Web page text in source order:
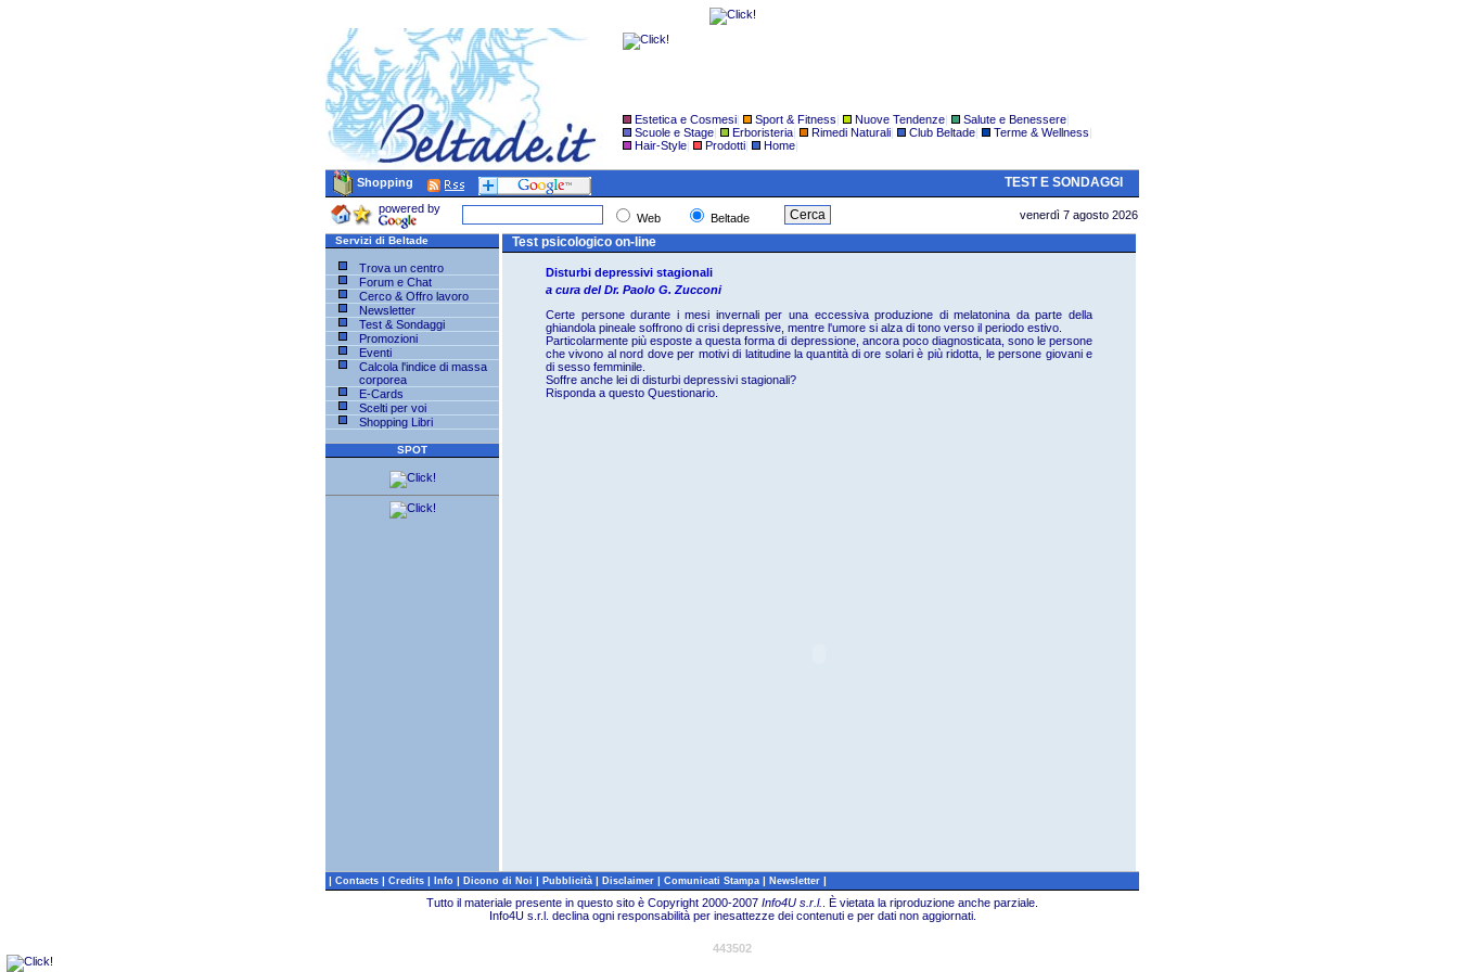
Estetica e Cosmesi| Sport & Fitness| Nuove Tendenze| Salute e Benessere|
Scuole e Stage| Erboristeria| Rimedi Naturali| Club Beltade| Terme & Wellness|
Hair-Style| Prodotti| Home|
Shopping TEST E SONDAGGI
powered by
Web Beltade venerdì 7 agosto 2026
Servizi di Beltade
Trova un centro
Forum e Chat
Cerco & Offro lavoro
Newsletter
Test & Sondaggi
Promozioni
Eventi
Calcola l'indice di massa
corporea
E-Cards
Scelti per voi
Shopping Libri
SPOT
Test psicologico on-line
Disturbi depressivi stagionali
a cura del Dr. Paolo G. Zucconi
Certe persone durante i mesi invernali per una eccessiva produzione di melatonina da parte della
ghiandola pineale soffrono di crisi depressive, mentre l'umore si alza di tono verso il periodo estivo.
Particolarmente più esposte a questa forma di depressione, ancora poco diagnosticata, sono le persone
che vivono al nord dove per motivi di latitudine la quantità di ore solari è più ridotta, le persone giovani e
di sesso femminile.
Soffre anche lei di disturbi depressivi stagionali?
Risponda a questo Questionario.
| Contacts | Credits | Info | Dicono di Noi | Pubblicità | Disclaimer | Comunicati Stampa | Newsletter |
Tutto il materiale presente in questo sito è Copyright 2000-2007 Info4U s.r.l.
È vietata la riproduzione anche parziale.
Info4U s.r.l. declina ogni responsabilità per inesattezze dei contenuti e per dati non aggiornati.
443502